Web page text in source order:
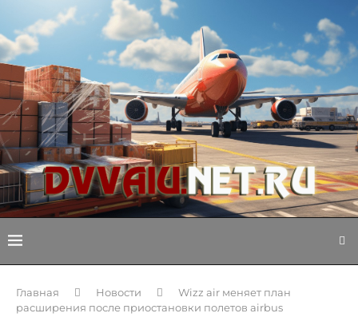
Главная Новости
Wizz air меняет план
расширения после приостановки полетов airbus